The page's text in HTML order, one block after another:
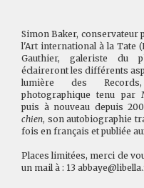
Simon Baker, conservateur
l'Art international à la Tate
Gauthier, galeriste du
éclaireront les différents
lumière des
photographique tenu par
puis à nouveau depuis
chien, son autobiographie
fois en français et publiée
Places limitées, merci de
un mail à : 13